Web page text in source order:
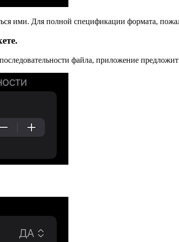
ими. Для полной спецификации формата,
файла, приложение